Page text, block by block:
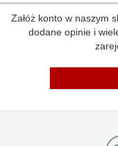
Załóż konto w naszym
dodane opinie i